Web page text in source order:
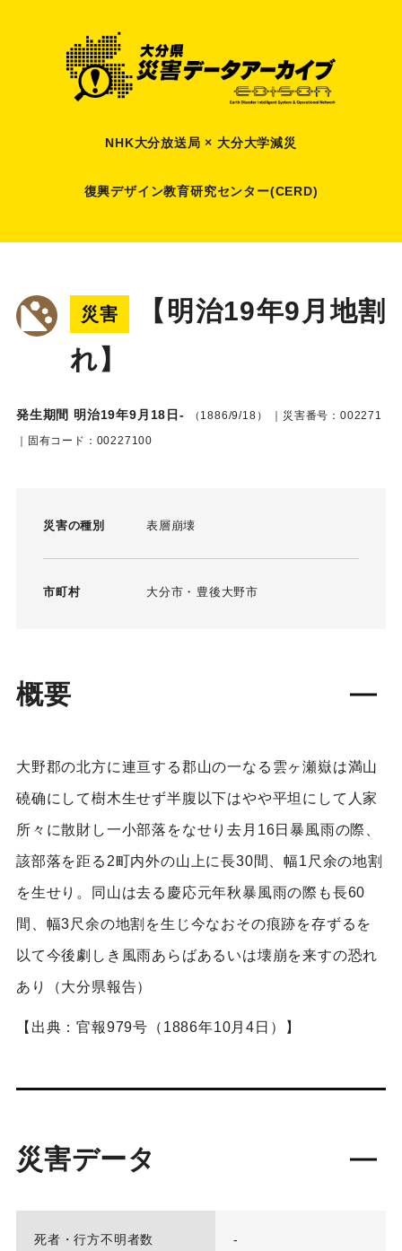
NHK大分放送局 × 大分大学減災
復興デザイン教育研究センター(CERD)
災害
【明治19年9月地割
れ】
発生期間 明治19年9月18日- （1886/9/18）
｜災害番号：002271
｜固有コード：00227100
災害の種別 表層崩壊
市町村 大分市 豊後大野市
概要
大野郡の北方に連亘する郡山の一なる雲ヶ瀬嶽は満山
磽确にして樹木生せず半腹以下はやや平坦にして人家
所々に散財し一小部落をなせり去月16日暴風雨の際、
該部落を距る2町内外の山上に長30間、幅1尺余の地割
を生せり。同山は去る慶応元年秋暴風雨の際も長60
間、幅3尺余の地割を生じ今なおその痕跡を存ずるを
以て今後劇しき風雨あらばあるいは壊崩を来すの恐れ
あり（大分県報告）
【出典：官報979号（1886年10月4日）】
災害データ
死者・行方不明者数 -